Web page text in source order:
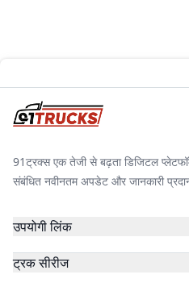
91ट्रक्स एक तेजी से बढ़ता डिजिटल
संबंधित नवीनतम अपडेट और जानकारी
उपयोगी लिंक
ट्रक सीरीज